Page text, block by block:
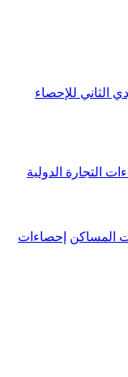
الثاني للإحصاء
التجارة الدولية
المساكن إحصاءات